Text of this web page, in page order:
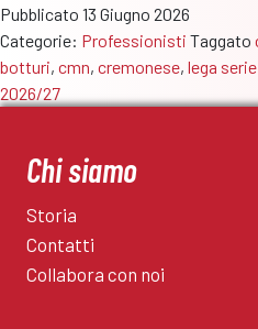
Pubblicato 13 Giugno 2026
Categorie: Professionisti Taggato
botturi, cmn, cremonese, lega
2026/27
Chi siamo
Storia
Contatti
Collabora con noi